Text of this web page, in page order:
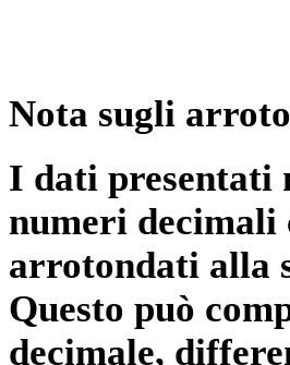
Nota sugli
I dati presentati
numeri
arrotondati alla
Questo può
decimale,